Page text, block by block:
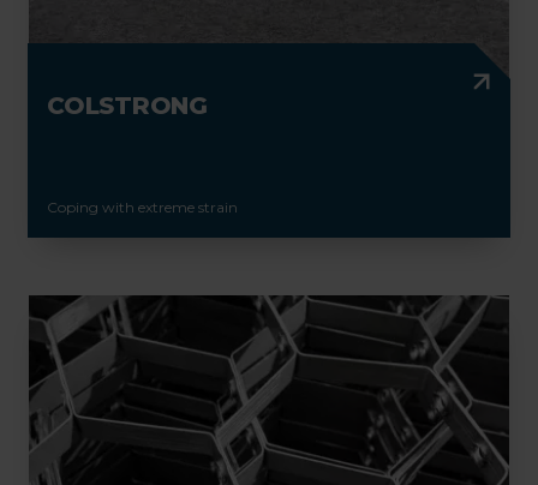
COLSTRONG
Coping with extreme strain